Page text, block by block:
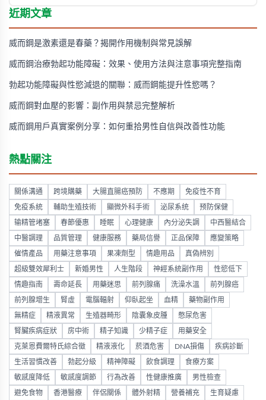
合適當的營養補充，一個月內即可感受到明顯的改善效果。
近期文章
威而鋼是激素還是春藥？揭開作用機制與常見誤解
威而鋼治療勃起功能障礙：效果、使用方法與注意事項完整指南
勃起功能障礙與性慾減退的關聯：威而鋼能提升性慾嗎？
威而鋼對血壓的影響：副作用與禁忌完整解析
威而鋼用戶真實案例分享：如何重拾男性自信與改善性功能
熱點關注
關係溝通 跨境購藥 大腸直腸癌預防 不應期 免疫性不育
免疫系統 輔助生殖技術 顯微外科手術 泌尿系统 预防保健
输精管堵塞 春節優惠 睡眠 心理健康 內分泌失調 中西醫結合
中醫調理 品質管理 健康服務 藥局信譽 正品保障 應變策略
催情產品 用藥注意事項 果凍劑型 情趣用品 真偽辨別
超級雙效犀利士 新婚男性 人生階段 神經系統副作用 性慾低下
情趣指南 壽命延長 用藥迷思 前列腺痛 洗澡水溫 前列腺癌
前列腺增生 腎虛 電腦輻射 仰臥起坐 血精 藥物副作用
無精症 精液異常 生殖器畸形 陰囊象皮腫 憋尿危害
腎臟疾病症狀 房中術 精子知識 少精子症 用藥安全
克萊恩費爾特氏綜合徵 精液液化 菸酒危害 DNA損傷 疾病診斷
生活習慣改善 勃起分級 精神障礙 飲食調理 食療方案
敏感度降低 敏感度調節 行為改善 性健康推廣 男性檢查
避免食物 香港醫療 伴侶關係 體外射精 營養補充 生育疑慮